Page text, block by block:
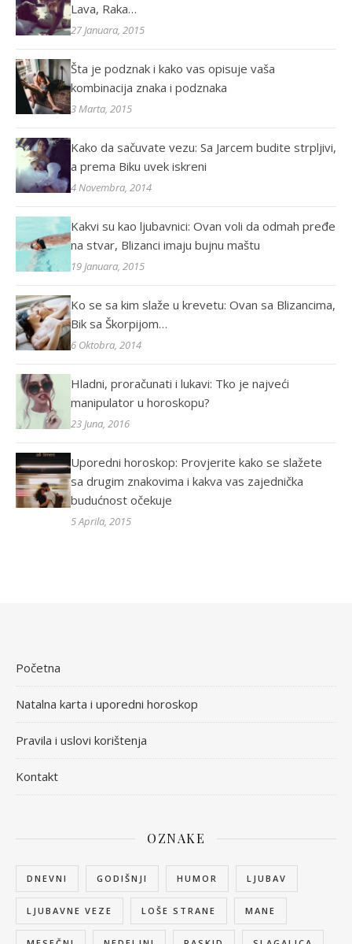
Lava, Raka…
27 Januara, 2015
Šta je podznak i kako vas opisuje vaša
kombinacija znaka i podznaka
3 Marta, 2015
Kako da sačuvate vezu: Sa Jarcem budite strpljivi,
a prema Biku uvek iskreni
4 Novembra, 2014
Kakvi su kao ljubavnici: Ovan voli da odmah pređe
na stvar, Blizanci imaju bujnu maštu
19 Januara, 2015
Ko se sa kim slaže u krevetu: Ovan sa Blizancima,
Bik sa Škorpijom…
6 Oktobra, 2014
Hladni, proračunati i lukavi: Tko je najveći
manipulator u horoskopu?
23 Juna, 2016
Uporedni horoskop: Provjerite kako se slažete
sa drugim znakovima i kakva vas zajednička
budućnost očekuje
5 Aprila, 2015
Početna
Natalna karta i uporedni horoskop
Pravila i uslovi korištenja
Kontakt
OZNAKE
DNEVNI GODIŠNJI HUMOR LJUBAV
LJUBAVNE VEZE LOŠE STRANE MANE